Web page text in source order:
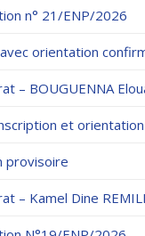
Diplômes
Imprimés des œuvres
Imprimes de post
et
n° 21/ENP/2026
orientation
– BOUGUENNA
et
provisoire
– Kamel Dine REMILI